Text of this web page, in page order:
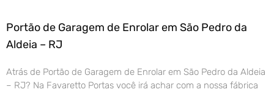
Portão de Garagem de Enrolar em São Pedro da
Aldeia – RJ
Atrás de Portão de Garagem de Enrolar em São Pedro da Aldeia
– RJ? Na Favaretto Portas você irá achar com a nossa fábrica